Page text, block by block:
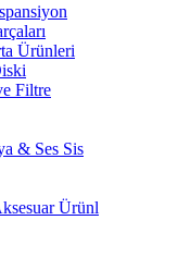
Ürünleri
Filtre
& Ses Sis
Ürünl